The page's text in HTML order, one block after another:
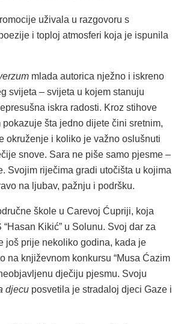
uživala u razgovoru s
i toploj atmosferi koja je ispunila
mlada autorica nježno i iskreno
svijeta – svijeta u kojem stanuju
iskra radosti. Kroz stihove
šta jedno dijete čini sretnim,
okruženje i koliko je važno oslušnuti
snove. Sara ne piše samo pjesme –
Svojim riječima gradi utočišta u kojima
na ljubav, pažnju i podršku.
škole u Carevoj Ćupriji, koja
Kikić” u Solunu. Svoj dar za
još prije nekoliko godina, kada je
na književnom konkursu “Musa Ćazim
dječiju pjesmu. Svoju
djecu posvetila je stradaloj djeci Gaze i